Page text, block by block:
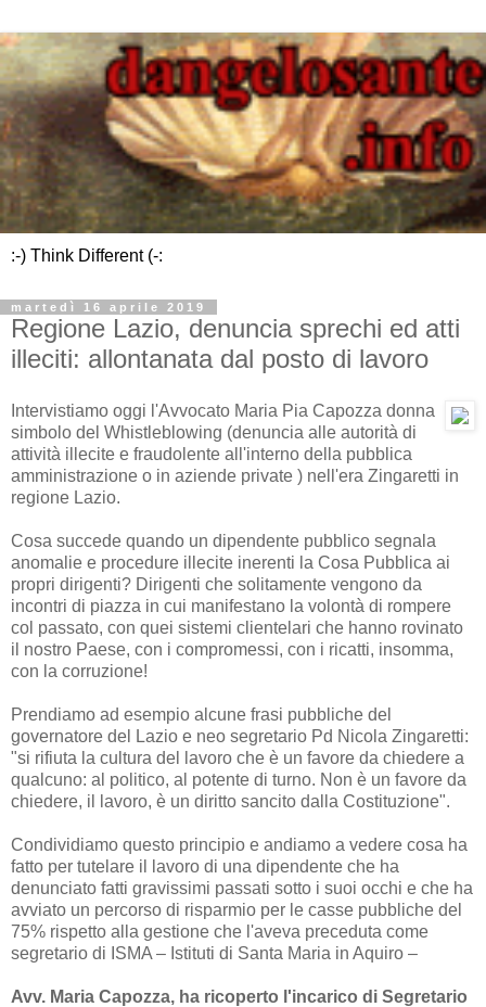
:-) Think Different (-:
martedì 16 aprile 2019
Regione Lazio, denuncia sprechi ed atti
illeciti: allontanata dal posto di lavoro
Intervistiamo oggi l'Avvocato Maria Pia Capozza donna
simbolo del Whistleblowing (denuncia alle autorità di
attività illecite e fraudolente all'interno della pubblica
amministrazione o in aziende private ) nell'era Zingaretti in
regione Lazio.
Cosa succede quando un dipendente pubblico segnala
anomalie e procedure illecite inerenti la Cosa Pubblica ai
propri dirigenti? Dirigenti che solitamente vengono da
incontri di piazza in cui manifestano la volontà di rompere
col passato, con quei sistemi clientelari che hanno rovinato
il nostro Paese, con i compromessi, con i ricatti, insomma,
con la corruzione!
Prendiamo ad esempio alcune frasi pubbliche del
governatore del Lazio e neo segretario Pd Nicola Zingaretti:
"si rifiuta la cultura del lavoro che è un favore da chiedere a
qualcuno: al politico, al potente di turno. Non è un favore da
chiedere, il lavoro, è un diritto sancito dalla Costituzione".
Condividiamo questo principio e andiamo a vedere cosa ha
fatto per tutelare il lavoro di una dipendente che ha
denunciato fatti gravissimi passati sotto i suoi occhi e che ha
avviato un percorso di risparmio per le casse pubbliche del
75% rispetto alla gestione che l'aveva preceduta come
segretario di ISMA – Istituti di Santa Maria in Aquiro –
Avv. Maria Capozza, ha ricoperto l'incarico di Segretario